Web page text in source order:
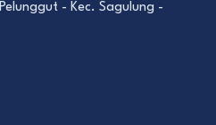
- Kec. Sagulung -